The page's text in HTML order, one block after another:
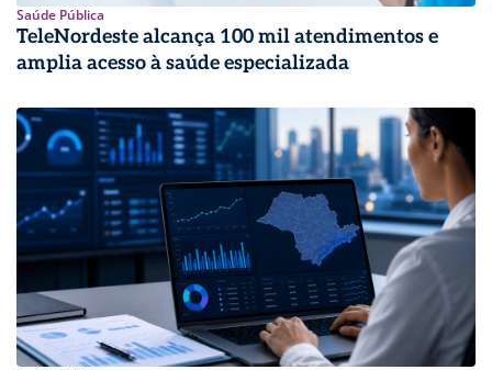
Saúde Pública
TeleNordeste alcança 100 mil atendimentos e
amplia acesso à saúde especializada